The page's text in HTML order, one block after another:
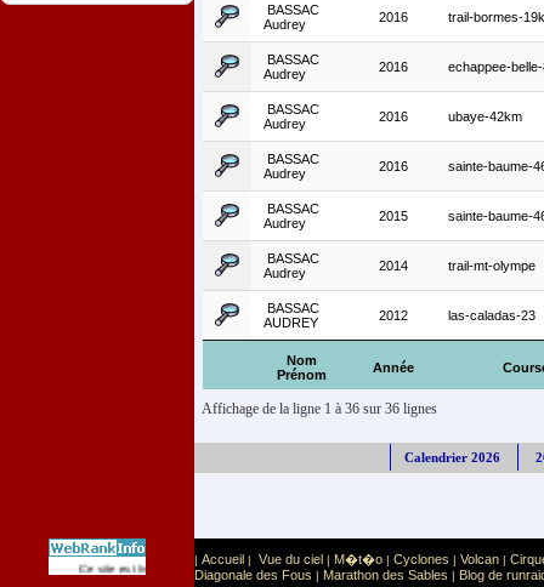
Nom
Prénom
Année
BASSAC
Audrey
2016 trail-bormes-
BASSAC
Audrey
2016 echappee-
BASSAC
Audrey
2016 ubaye-42km
BASSAC
Audrey
2016 sainte-baume-
BASSAC
Audrey
2015 sainte-baume-
BASSAC
Audrey
2014 trail-mt-olympe
BASSAC
AUDREY
2012 las-caladas-23
Affichage de la ligne 1 à 36 sur 36 lignes
Calendrier 2026
Ce site est list� dans la cat�gorie Sport: Sports extr�mes
| Accueil | Vue du ciel | M�t�o | Cyclones | Volcan |
Diagonale des Fous | Marathon des Sables | Blog de